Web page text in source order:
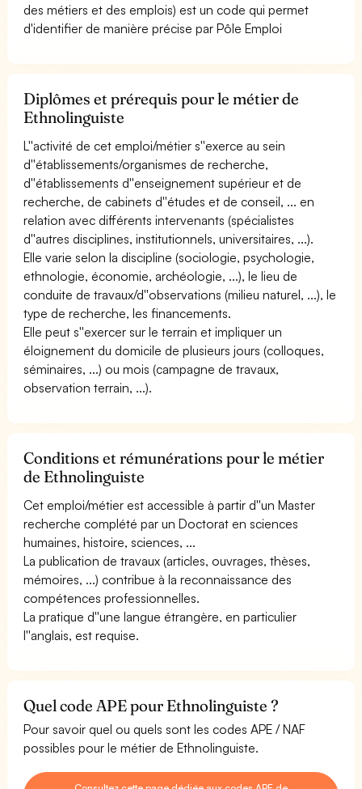
des métiers et des emplois) est un code qui permet
d'identifier de manière précise par Pôle Emploi
Diplômes et prérequis pour le métier de
Ethnolinguiste
L''activité de cet emploi/métier s''exerce au sein
d''établissements/organismes de recherche,
d''établissements d''enseignement supérieur et de
recherche, de cabinets d''études et de conseil, ... en
relation avec différents intervenants (spécialistes
d''autres disciplines, institutionnels, universitaires, ...).
Elle varie selon la discipline (sociologie, psychologie,
ethnologie, économie, archéologie, ...), le lieu de
conduite de travaux/d''observations (milieu naturel, ...), le
type de recherche, les financements.
Elle peut s''exercer sur le terrain et impliquer un
éloignement du domicile de plusieurs jours (colloques,
séminaires, ...) ou mois (campagne de travaux,
observation terrain, ...).
Conditions et rémunérations pour le métier
de Ethnolinguiste
Cet emploi/métier est accessible à partir d''un Master
recherche complété par un Doctorat en sciences
humaines, histoire, sciences, ...
La publication de travaux (articles, ouvrages, thèses,
mémoires, ...) contribue à la reconnaissance des
compétences professionnelles.
La pratique d''une langue étrangère, en particulier
l''anglais, est requise.
Quel code APE pour Ethnolinguiste ?
Pour savoir quel ou quels sont les codes APE / NAF
possibles pour le métier de Ethnolinguiste.